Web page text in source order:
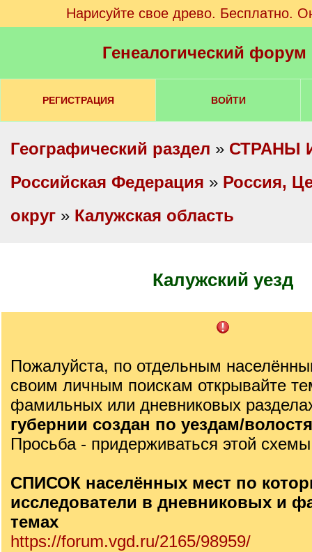
Нарисуйте свое древо. Бесплатно.
Генеалогический
РЕГИСТРАЦИЯ ВОЙТИ
Географический раздел » СТРАНЫ
Российская Федерация » Россия,
округ » Калужская область
Калужский уезд
Пожалуйста, по отдельным
своим личным поискам открывайте
фамильных или дневниковых
губернии создан по уездам/
Просьба - придерживаться этой
СПИСОК населённых мест по
исследователи в дневниковых и
темах
https://forum.vgd.ru/2165/98959/